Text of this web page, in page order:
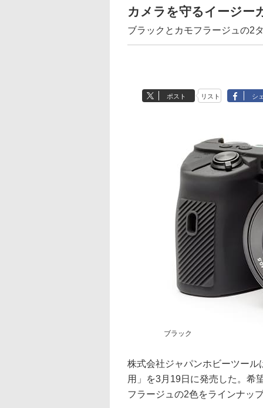
カメラを守るイージー
ブラックとカモフラージュの2
ポスト リスト シ
ブラック
株式会社ジャパンホビーツー
用」を3月19日に発売した。希
フラージュの2色をラインナッ